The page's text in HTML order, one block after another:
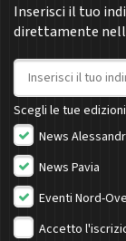
Inserisci il tuo
direttamente
Indirizzo email
Scegli le tue
News
News Pavia
Eventi Nord-
Accetto